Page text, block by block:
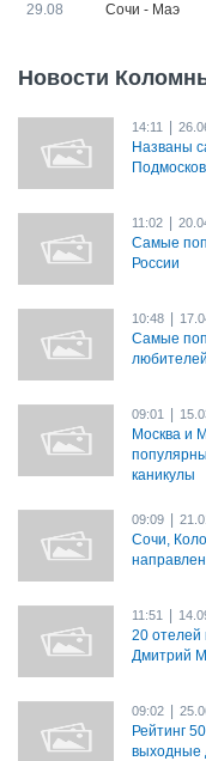
29.08 Сочи - Маэ
Новости
14:11
Названы
11:02
Самые
России
10:48
Самые
09:01
Москва и
каникулы
09:09
Сочи,
11:51
20 отелей
Дмитрий
09:02
Рейтинг
выходные